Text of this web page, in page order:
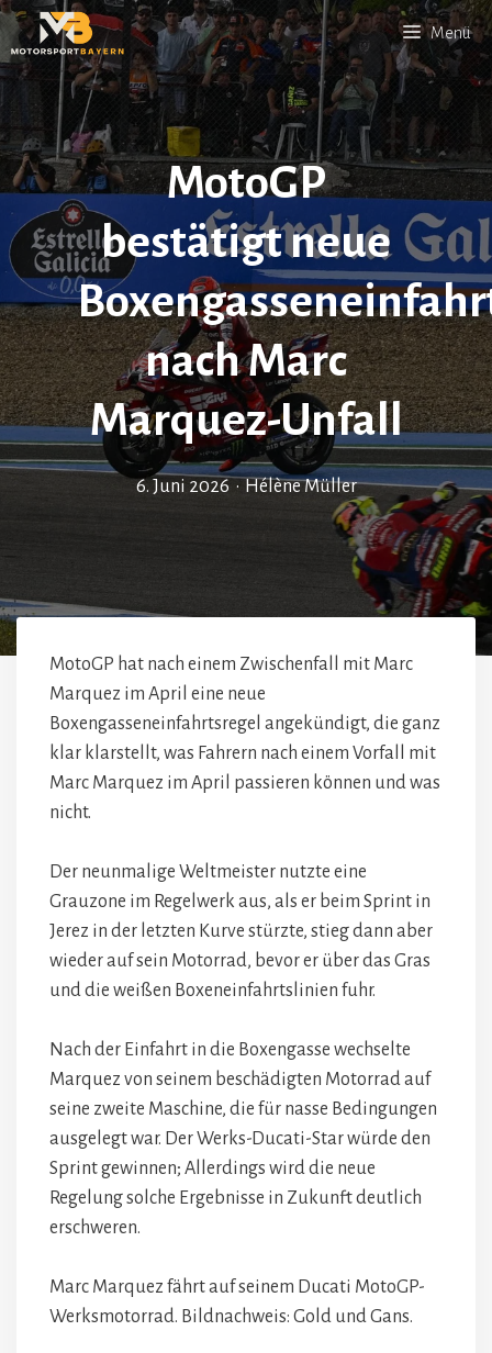
Zum
Inhalt
springen
Menü
MotoGP
bestätigt neue
nach Marc
Marquez-Unfall
6. Juni 2026 • Hélène Müller
MotoGP hat nach einem Zwischenfall mit Marc
Marquez im April eine neue
Boxengasseneinfahrtsregel angekündigt, die ganz
klar klarstellt, was Fahrern nach einem Vorfall mit
Marc Marquez im April passieren können und was
nicht.
Der neunmalige Weltmeister nutzte eine
Grauzone im Regelwerk aus, als er beim Sprint in
Jerez in der letzten Kurve stürzte, stieg dann aber
wieder auf sein Motorrad, bevor er über das Gras
und die weißen Boxeneinfahrtslinien fuhr.
Nach der Einfahrt in die Boxengasse wechselte
Marquez von seinem beschädigten Motorrad auf
seine zweite Maschine, die für nasse Bedingungen
ausgelegt war. Der Werks-Ducati-Star würde den
Sprint gewinnen; Allerdings wird die neue
Regelung solche Ergebnisse in Zukunft deutlich
erschweren.
Marc Marquez fährt auf seinem Ducati MotoGP-
Werksmotorrad. Bildnachweis: Gold und Gans.